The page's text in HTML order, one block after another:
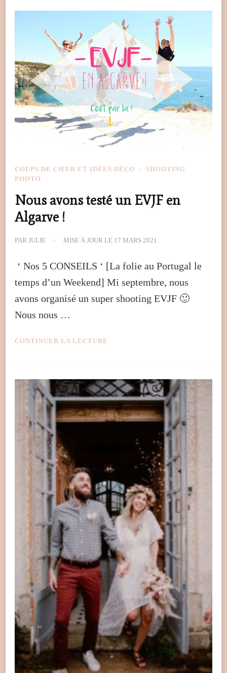
COUPS DE CŒUR ET IDÉES DÉCO
SHOOTING
PHOTO
Nous avons testé un EVJF en
Algarve !
PAR JULIE MISE À JOUR LE 17 MARS 2021
‘ Nos 5 CONSEILS ‘ [La folie au Portugal le
temps d’un Weekend] Mi septembre, nous
avons organisé un super shooting EVJF 🙂
Nous nous …
CONTINUER LA LECTURE